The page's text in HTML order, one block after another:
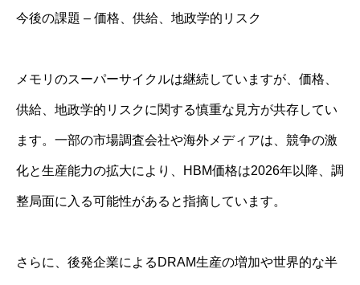
今後の課題 – 価格、供給、地政学的リスク
メモリのスーパーサイクルは継続していますが、価格、
供給、地政学的リスクに関する慎重な見方が共存してい
ます。一部の市場調査会社や海外メディアは、競争の激
化と生産能力の拡大により、HBM価格は2026年以降、調
整局面に入る可能性があると指摘しています。
さらに、後発企業によるDRAM生産の増加や世界的な半